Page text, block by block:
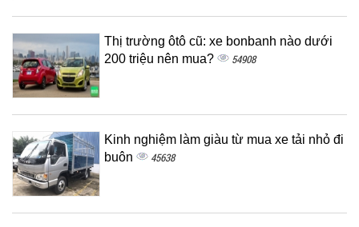
Thị trường ôtô cũ: xe bonbanh nào dưới
200 triệu nên mua?
54908
Kinh nghiệm làm giàu từ mua xe tải nhỏ đi
buôn
45638